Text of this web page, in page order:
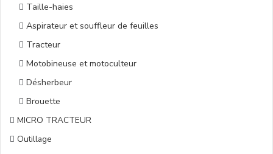
Taille-haies
Aspirateur et souffleur de feuilles
Tracteur
Motobineuse et motoculteur
Désherbeur
Brouette
MICRO TRACTEUR
Outillage